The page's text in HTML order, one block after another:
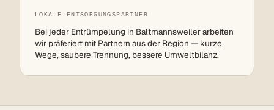
LOKALE ENTSORGUNGSPARTNER
Bei jeder Entrümpelung in Baltmannsweiler arbeiten
wir präferiert mit Partnern aus der Region — kurze
Wege, saubere Trennung, bessere Umweltbilanz.